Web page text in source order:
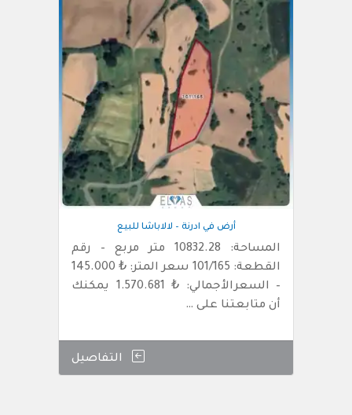
أرض في ادرنة – لالاباشا للبيع
المساحة: 10832.28 متر مربع – رقم
القطعة: 101/165 سعر المتر: ₺ 145.000
– السعرالأجمالي: ₺ 1.570.681 يمكنك
أن متابعتنا على …
التفاصيل